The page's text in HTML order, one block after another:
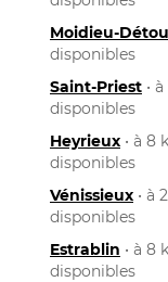
Moidieu-
disponibles
Saint-Priest •
disponibles
Heyrieux • à 8
disponibles
Vénissieux • à
disponibles
Estrablin • à 8
disponibles